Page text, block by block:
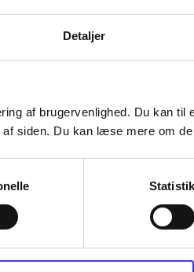
Detaljer
af brugervenlighed. Du kan
siden. Du kan læse mere om
Statistik